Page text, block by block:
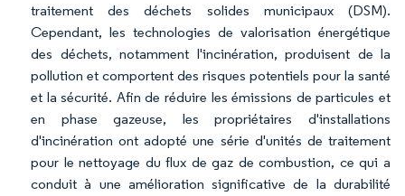
traitement des déchets solides municipaux (DSM).
Cependant, les technologies de valorisation énergétique
des déchets, notamment l'incinération, produisent de la
pollution et comportent des risques potentiels pour la santé
et la sécurité. Afin de réduire les émissions de particules et
en phase gazeuse, les propriétaires d'installations
d'incinération ont adopté une série d'unités de traitement
pour le nettoyage du flux de gaz de combustion, ce qui a
conduit à une amélioration significative de la durabilité